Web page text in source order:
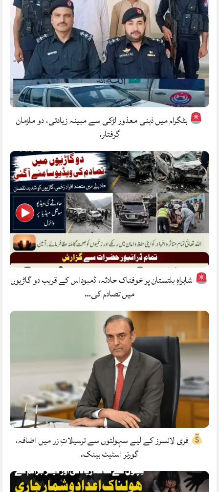
بٹگرام میں ذہنی معذور لڑکی سے مبینہ زیادتی، دو ملزمان
گرفتار.
شاہراہِ بلتستان پر خوفناک حادثہ، ڈمبوداس کے قریب دو گاڑیوں
میں تصادم کی…
فری لانسرز کے لیے سہولتوں سے ترسیلاتِ زر میں اضافہ،
گورنر اسٹیٹ بینک.